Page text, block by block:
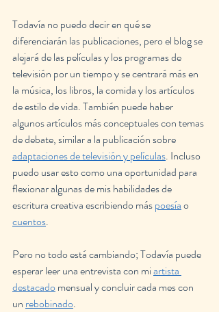
Todavía no puedo decir en qué se
diferenciarán las publicaciones, pero el blog se
alejará de las películas y los programas de
televisión por un tiempo y se centrará más en
la música, los libros, la comida y los artículos
de estilo de vida. También puede haber
algunos artículos más conceptuales con temas
de debate, similar a la publicación sobre
adaptaciones de televisión y películas. Incluso
puedo usar esto como una oportunidad para
flexionar algunas de mis habilidades de
escritura creativa escribiendo más poesía o
cuentos.
Pero no todo está cambiando; Todavía puede
esperar leer una entrevista con mi artista
destacado mensual y concluir cada mes con
un rebobinado.